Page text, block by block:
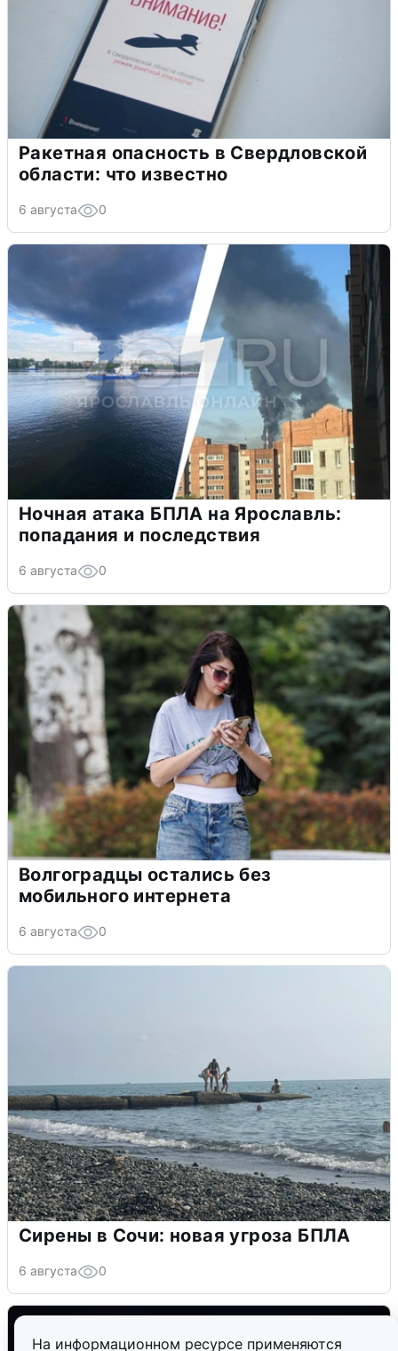
На информационном ресурсе применяются
Ракетная опасность в Свердловской
области: что известно
6 августа 0
Ночная атака БПЛА на Ярославль:
попадания и последствия
6 августа 0
Волгоградцы остались без
мобильного интернета
6 августа 0
Сирены в Сочи: новая угроза БПЛА
6 августа 0